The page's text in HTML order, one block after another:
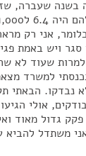
נתתי היום 6.8, כלומר,
ויש באמת
שעוד לא
למשרד
לא נבדקו. הבאתי
גדול מאוד
משתדל להביא